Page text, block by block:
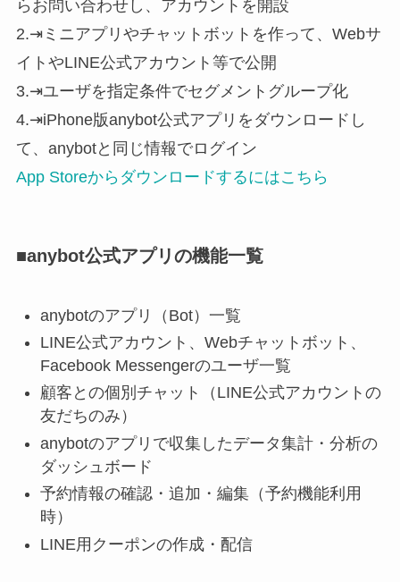
らお問い合わせし、アカウントを開設
2.⇥ミニアプリやチャットボットを作って、Webサ
イトやLINE公式アカウント等で公開
3.⇥ユーザを指定条件でセグメントグループ化
4.⇥iPhone版anybot公式アプリをダウンロードし
て、anybotと同じ情報でログイン
App Storeからダウンロードするにはこちら
■anybot公式アプリの機能一覧
anybotのアプリ（Bot）一覧
LINE公式アカウント、Webチャットボット、
Facebook Messengerのユーザ一覧
顧客との個別チャット（LINE公式アカウントの
友だちのみ）
anybotのアプリで収集したデータ集計・分析の
ダッシュボード
予約情報の確認・追加・編集（予約機能利用
時）
LINE用クーポンの作成・配信